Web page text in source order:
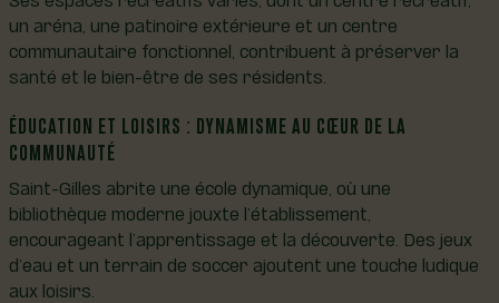
un aréna, une patinoire extérieure et un centre
communautaire fonctionnel, contribuent à préserver la
santé et le bien-être de ses résidents.
ÉDUCATION ET LOISIRS : DYNAMISME AU CŒUR DE LA
COMMUNAUTÉ
Saint-Gilles abrite une école dynamique, où une
bibliothèque moderne jouxte l’établissement,
encourageant l’apprentissage et la découverte. Des jeux
d’eau et un terrain de soccer ajoutent une touche ludique
aux loisirs.